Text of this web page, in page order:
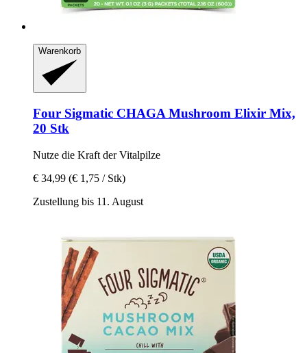
Warenkorb
Four Sigmatic CHAGA Mushroom Elixir Mix,
20 Stk
Nutze die Kraft der Vitalpilze
€ 34,99 (€ 1,75 / Stk)
Zustellung bis 11. August